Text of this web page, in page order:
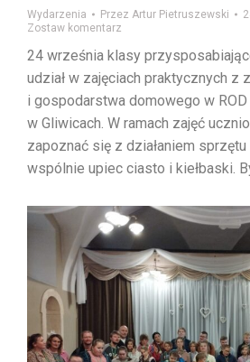
Wydarzenia Przez Artur Pietruszewski
Zostaw komentarz
24 września klasy
udział w zajęciach praktycznych z
i gospodarstwa domowego w
w Gliwicach. W ramach zajęć
zapoznać się z działaniem
wspólnie upiec ciasto i kiełbaski.